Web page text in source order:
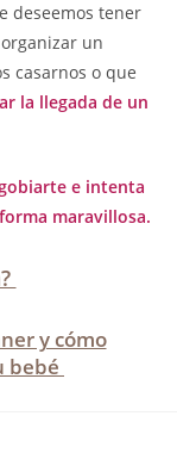
deseemos tener
un
casarnos o que
la llegada de un
e intenta
maravillosa.
y cómo
bebé